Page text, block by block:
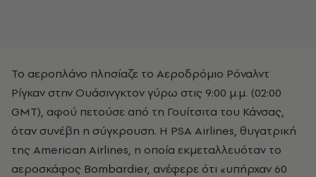
Το αεροπλάνο πλησίαζε το Αεροδρόμιο Ρόναλντ
Ρίγκαν στην Ουάσινγκτον γύρω στις 9:00 μ.μ. (02:00
GMT), αφού πετούσε από τη Γουίτσιτα του Κάνσας,
όταν συνέβη η σύγκρουση. Η PSA Airlines, θυγατρική
της American Airlines, η οποία εκμεταλλευόταν το
αεροσκάφος Bombardier, ανέφερε ότι «υπήρχαν 60